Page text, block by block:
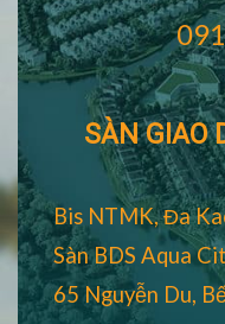
SÀN GIAO
Bis NTMK, Đa
Sàn BDS Aqua
65 Nguyễn Du,